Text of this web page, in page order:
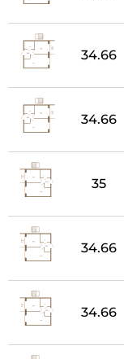
34.66
34.66
35
34.66
34.66